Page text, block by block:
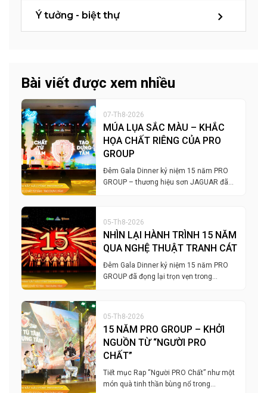
Ý tưởng - biệt thự
Bài viết được xem nhiều
07-Th8-2026
MÚA LỤA SẮC MÀU – KHẮC
HỌA CHẤT RIÊNG CỦA PRO
GROUP
Đêm Gala Dinner kỷ niệm 15 năm PRO
GROUP – thương hiệu sơn JAGUAR đã…
05-Th8-2026
NHÌN LẠI HÀNH TRÌNH 15 NĂM
QUA NGHỆ THUẬT TRANH CÁT
Đêm Gala Dinner kỷ niệm 15 năm PRO
GROUP đã đọng lại trọn vẹn trong…
05-Th8-2026
15 NĂM PRO GROUP – KHỞI
NGUỒN TỪ “NGƯỜI PRO
CHẤT”
Tiết mục Rap “Người PRO Chất” như một
món quà tinh thần bùng nổ trong…